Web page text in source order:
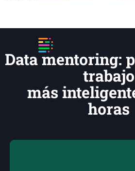
Data mentoring:
trabajo
más
horas